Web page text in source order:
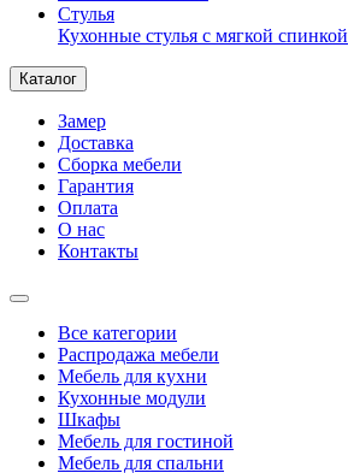
Стулья
Кухонные стулья с мягкой спинкой
Каталог
Замер
Доставка
Сборка мебели
Гарантия
Оплата
О нас
Контакты
Все категории
Распродажа мебели
Мебель для кухни
Кухонные модули
Шкафы
Мебель для гостиной
Мебель для спальни